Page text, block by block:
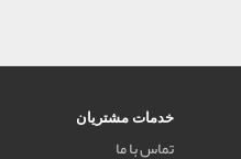
خدمات مشتریان
تماس با ما